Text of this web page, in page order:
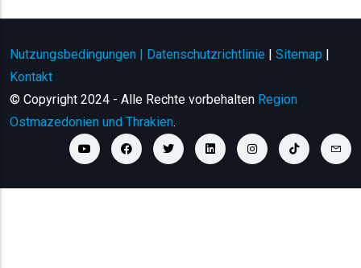
Nutzungsbedingungen | Datenschutzrichtlinie | Sitemap |
Kontakt
© Copyright 2024 - Alle Rechte vorbehalten Region
Ostmazedonien und Thrakien.
youtube linkfacebook linktwitter linklinkedin linkinstagram link
tiktok link